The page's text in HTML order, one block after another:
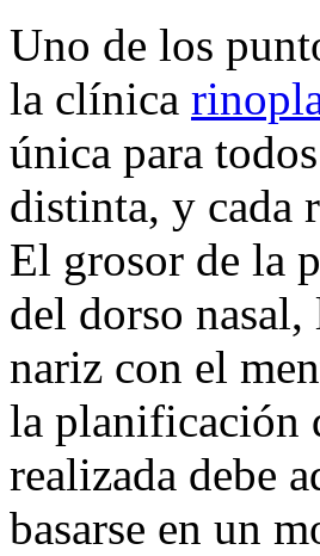
Uno de los
la clínica
única para
distinta, y cada
El grosor de la
del dorso
nariz con el
la planificación
realizada debe
basarse en un